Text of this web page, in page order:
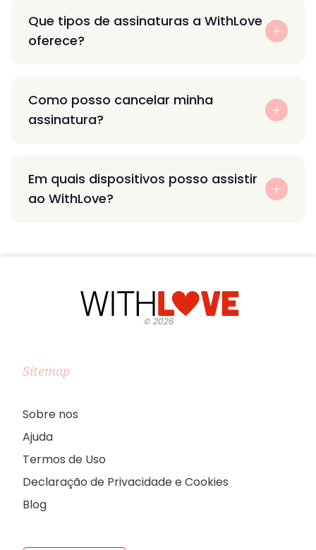
Que tipos de assinaturas a WithLove
oferece?
Como posso cancelar minha
assinatura?
Em quais dispositivos posso assistir
ao WithLove?
©2026
Sitemap
Sobre nos
Ajuda
Termos de Uso
Declaração de Privacidade e Cookies
Blog